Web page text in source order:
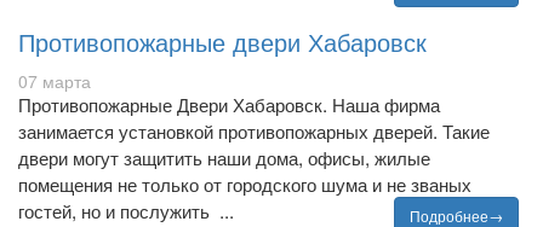
Противопожарные двери Хабаровск
07 марта
Противопожарные Двери Хабаровск. Наша фирма
занимается установкой противопожарных дверей. Такие
двери могут защитить наши дома, офисы, жилые
помещения не только от городского шума и не званых
гостей, но и послужить ...
Подробнее→